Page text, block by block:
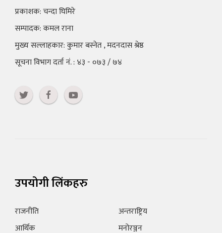
प्रकाशक: चन्दा घिमिरे
सम्पादक: कमल राना
मुख्य सल्लाहकार: कुमार बस्नेत , मदनदास श्रेष्ठ
सूचना विभाग दर्ता नं. : ४३ - ०७३ / ७४
उपयोगी लिंकहरु
राजनीति
आर्थिक
अन्तराष्ट्रिय
मनोरञ्जन